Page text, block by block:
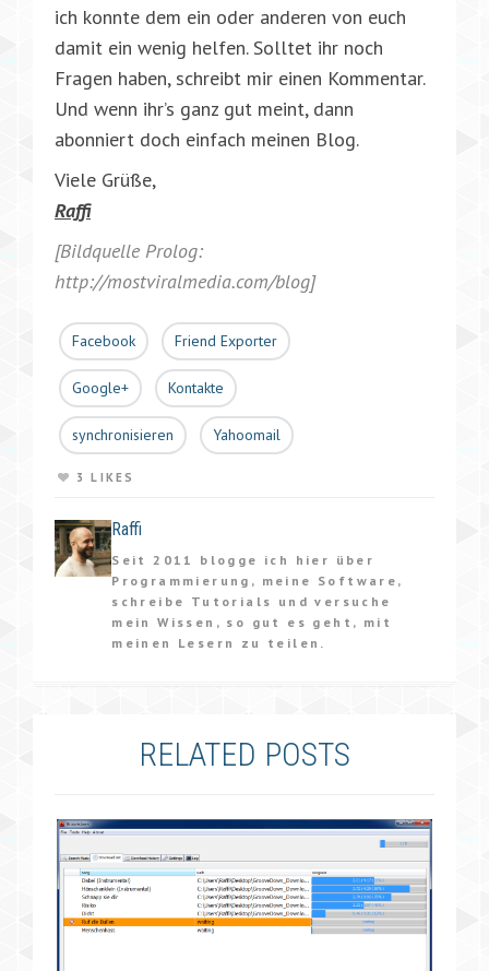
ich konnte dem ein oder anderen von euch
damit ein wenig helfen. Solltet ihr noch
Fragen haben, schreibt mir einen Kommentar.
Und wenn ihr’s ganz gut meint, dann
abonniert doch einfach meinen Blog.
Viele Grüße,
Raffi
[Bildquelle Prolog:
http://mostviralmedia.com/blog]
Facebook Friend Exporter
Google+ Kontakte
synchronisieren Yahoomail
3 LIKES
Raffi
Seit 2011 blogge ich hier über
Programmierung, meine Software,
schreibe Tutorials und versuche
mein Wissen, so gut es geht, mit
meinen Lesern zu teilen.
RELATED POSTS